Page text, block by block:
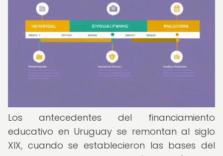
Los antecedentes del financiamiento
educativo en Uruguay se remontan al siglo
XIX, cuando se establecieron las bases del